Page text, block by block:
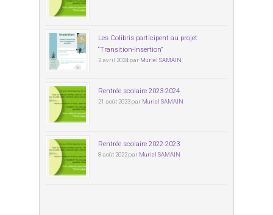
Les Colibris participent au projet
“Transition-Insertion”
2 avril 2024 par Muriel SAMAIN
Rentrée scolaire 2023-2024
21 août 2023 par Muriel SAMAIN
Rentrée scolaire 2022-2023
8 août 2022 par Muriel SAMAIN